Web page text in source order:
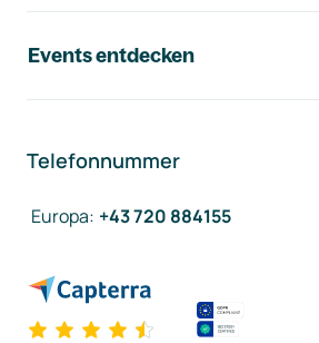
Events entdecken
Telefonnummer
Europa: +43 720 884155